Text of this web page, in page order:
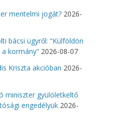
mentelmi jogát? 2026-
bácsi ügyről: “Külföldön
kormány” 2026-08-07
Kriszta akcióban 2026-
miniszter gyülöletkeltő
engedélyük 2026-